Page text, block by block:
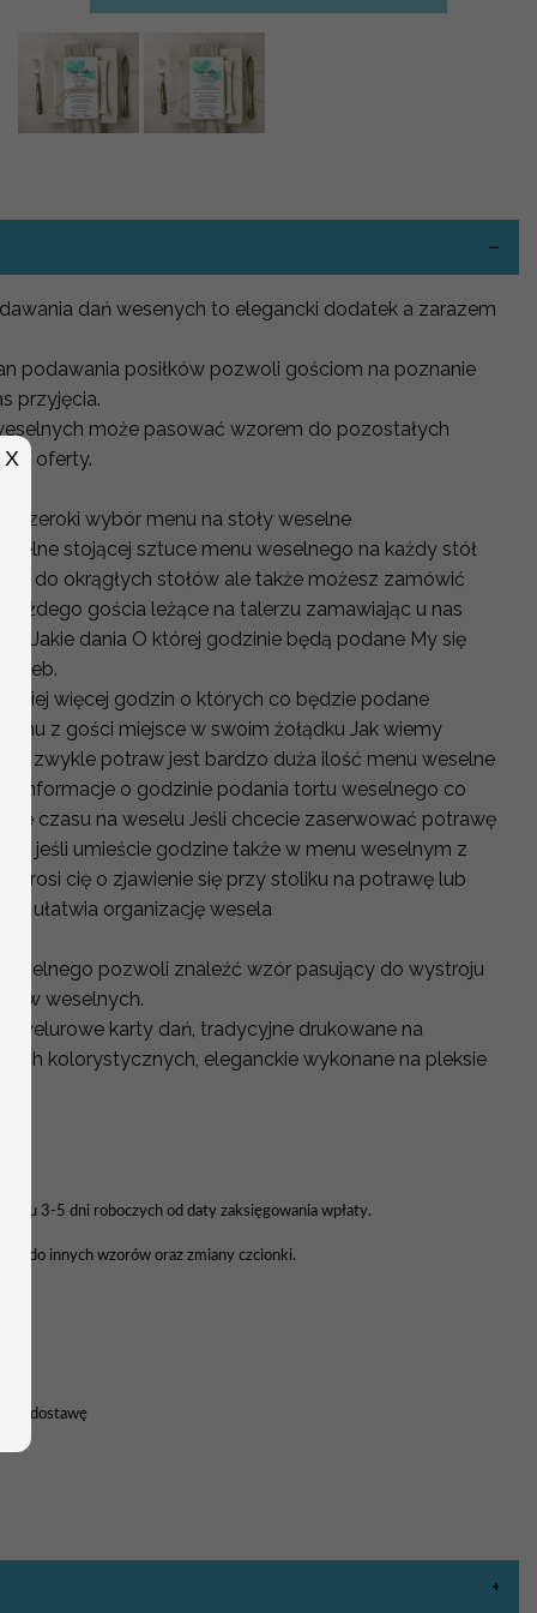
dań wesenych to elegancki dodatek a zarazem
podawania posiłków pozwoli gościom na poznanie
przyjęcia.
może pasować wzorem do pozostałych
oferty.
szeroki wybór menu na stoły weselne
stojącej sztuce menu weselnego na każdy stół
się do okrągłych stołów ale także możesz zamówić
każdego gościa leżące na talerzu zamawiając u nas
Jakie dania O której godzinie będą podane My się
więcej godzin o których co będzie podane
z gości miejsce w swoim żołądku Jak wiemy
a zwykle potraw jest bardzo duża ilość menu weselne
informacje o godzinie podania tortu weselnego co
czasu na weselu Jeśli chcecie zaserwować potrawę
jeśli umieście godzine także w menu weselnym z
prosi cię o zjawienie się przy stoliku na potrawę lub
ułatwia organizację wesela
pozwoli znaleźć wzór pasujący do wystroju
weselnych.
welurowe karty dań, tradycyjne drukowane na
kolorystycznych, eleganckie wykonane na pleksie
3-5 dni roboczych od daty zaksięgowania wpłaty.
do innych wzorów oraz zmiany czcionki.
na dostawę
X